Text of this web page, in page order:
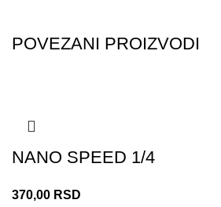
POVEZANI PROIZVODI
NANO SPEED 1/4
370,00 RSD